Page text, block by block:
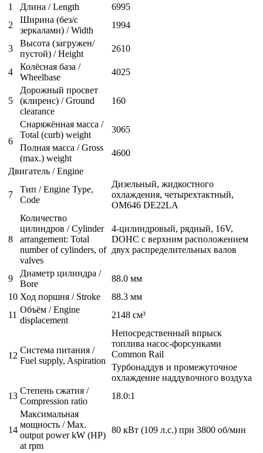
1
Длина / Length
6995
2
Ширина (без/с
зеркалами) / Width
1994
3
Высота (загружен/
пустой) / Height
2610
4
Колёсная база /
Wheelbase
4025
5
Дорожный просвет
(клиренс) / Ground
clearance
160
6
Снаряжённая масса /
Total (curb) weight
3065
Полная масса / Gross
(max.) weight
4600
Двигатель / Engine
7
Тип / Engine Type,
Code
Дизельный, жидкостного
охлаждения, четырехтактный,
OM646 DE22LA
8
Количество
цилиндров / Cylinder
arrangement: Total
number of cylinders, of
valves
4-цилиндровый, рядный, 16V,
DOHC с верхним расположением
двух распределительных валов
9
Диаметр цилиндра /
Bore
88.0 мм
10 Ход поршня / Stroke
88.3 мм
11
Объём / Engine
displacement
2148 см³
12
Система питания /
Fuel supply, Aspiration
Непосредственный впрыск
топлива насос-форсунками
Common Rail
Турбонаддув и промежуточное
охлаждение наддувочного воздуха
13
Степень сжатия /
Compression ratio
18.0:1
14
Максимальная
мощность / Max.
output power kW (HP)
at rpm
80 кВт (109 л.с.) при 3800 об/мин